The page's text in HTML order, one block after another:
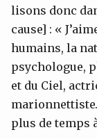
lisons donc
cause] : «
humains, la
psychologue,
et du Ciel,
plus de temps